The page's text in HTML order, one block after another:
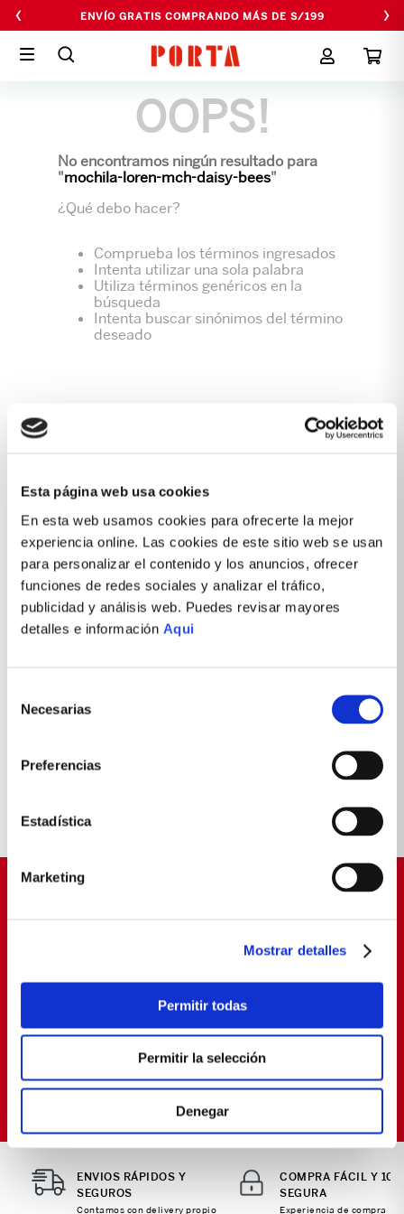
Esta página web usa cookies
En esta web usamos cookies para ofrecerte la mejor
experiencia online. Las cookies de este sitio web se usan
para personalizar el contenido y los anuncios, ofrecer
funciones de redes sociales y analizar el tráfico,
publicidad y análisis web. Puedes revisar mayores
detalles e información Aqui
Necesarias
Preferencias
Estadística
Marketing
Mostrar detalles
Permitir todas
Permitir la selección
Denegar
‹ ENVÍO GRATIS COMPRANDO MÁS DE S/199 ›
OOPS!
No encontramos ningún resultado para
"mochila-loren-mch-daisy-bees"
¿Qué debo hacer?
Comprueba los términos ingresados
Intenta utilizar una sola palabra
Utiliza términos genéricos en la
búsqueda
Intenta buscar sinónimos del término
deseado
Déjanos tu email y seras el primero en enterarte de
SUSCRIBIRME
para envío de promociones
ENVIOS RÁPIDOS Y
SEGUROS
Contamos con delivery propio
COMPRA FÁCIL Y
SEGURA
Experiencia de compra